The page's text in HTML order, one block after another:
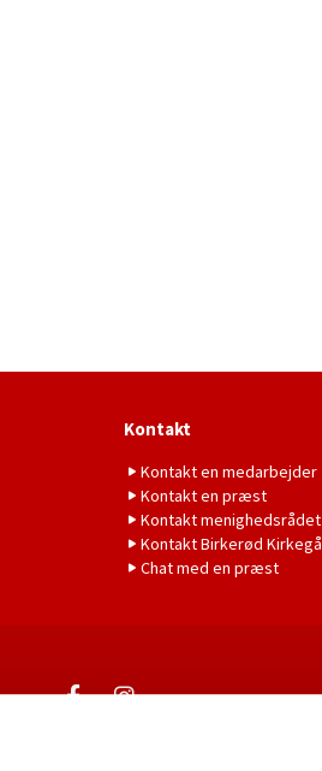
Kontakt
Kontakt en medarbejder
Kontakt en præst
Kontakt menighedsrådet
Kontakt Birkerød
Chat med en præst